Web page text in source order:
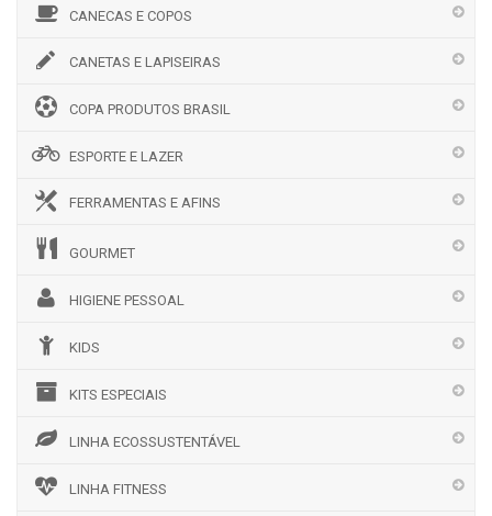
CANECAS E COPOS
CANETAS E LAPISEIRAS
COPA PRODUTOS BRASIL
ESPORTE E LAZER
FERRAMENTAS E AFINS
GOURMET
HIGIENE PESSOAL
KIDS
KITS ESPECIAIS
LINHA ECOSSUSTENTÁVEL
LINHA FITNESS